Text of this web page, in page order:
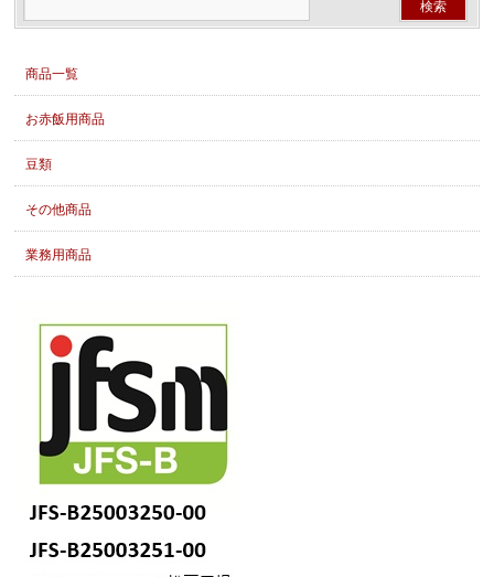
商品一覧
お赤飯用商品
豆類
その他商品
業務用商品